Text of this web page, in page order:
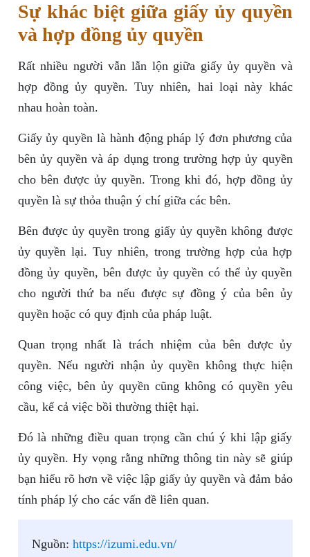
Sự khác biệt giữa giấy ủy quyền
và hợp đồng ủy quyền
Rất nhiều người vẫn lẫn lộn giữa giấy ủy quyền và
hợp đồng ủy quyền. Tuy nhiên, hai loại này khác
nhau hoàn toàn.
Giấy ủy quyền là hành động pháp lý đơn phương của
bên ủy quyền và áp dụng trong trường hợp ủy quyền
cho bên được ủy quyền. Trong khi đó, hợp đồng ủy
quyền là sự thỏa thuận ý chí giữa các bên.
Bên được ủy quyền trong giấy ủy quyền không được
ủy quyền lại. Tuy nhiên, trong trường hợp của hợp
đồng ủy quyền, bên được ủy quyền có thể ủy quyền
cho người thứ ba nếu được sự đồng ý của bên ủy
quyền hoặc có quy định của pháp luật.
Quan trọng nhất là trách nhiệm của bên được ủy
quyền. Nếu người nhận ủy quyền không thực hiện
công việc, bên ủy quyền cũng không có quyền yêu
cầu, kể cả việc bồi thường thiệt hại.
Đó là những điều quan trọng cần chú ý khi lập giấy
ủy quyền. Hy vọng rằng những thông tin này sẽ giúp
bạn hiểu rõ hơn về việc lập giấy ủy quyền và đảm bảo
tính pháp lý cho các vấn đề liên quan.
Nguồn: https://izumi.edu.vn/